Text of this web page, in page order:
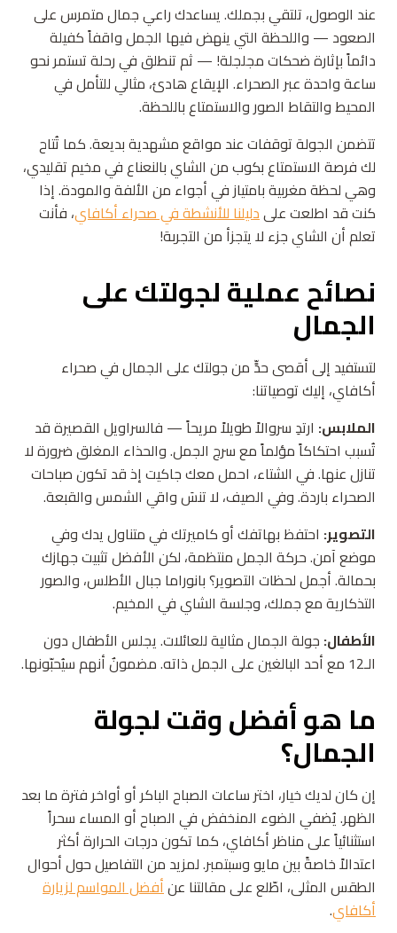
عند الوصول، تلتقي بجملك. يساعدك راعي جمال متمرس على
الصعود — واللحظة التي ينهض فيها الجمل واقفاً كفيلة
دائماً بإثارة ضحكات مجلجلة! — ثم تنطلق في رحلة تستمر نحو
ساعة واحدة عبر الصحراء. الإيقاع هادئ، مثالي للتأمل في
المحيط والتقاط الصور والاستمتاع باللحظة.
تتضمن الجولة توقفات عند مواقع مشهدية بديعة. كما تُتاح
لك فرصة الاستمتاع بكوب من الشاي بالنعناع في مخيم تقليدي،
وهي لحظة مغربية بامتياز في أجواء من الألفة والمودة. إذا
كنت قد اطلعت علىدليلنا للأنشطة في صحراء أكافاي، فأنت
تعلم أن الشاي جزء لا يتجزأ من التجربة!
نصائح عملية لجولتك على
الجمال
لتستفيد إلى أقصى حدٍّ من جولتك على الجمال في صحراء
أكافاي، إليك توصياتنا:
الملابس: ارتدِ سروالاً طويلاً مريحاً — فالسراويل القصيرة قد
تُسبب احتكاكاً مؤلماً مع سرج الجمل. والحذاء المغلق ضرورة لا
تنازل عنها. في الشتاء، احمل معك جاكيت إذ قد تكون صباحات
الصحراء باردة. وفي الصيف، لا تنسَ واقي الشمس والقبعة.
التصوير: احتفظ بهاتفك أو كاميرتك في متناول يدك وفي
موضع آمن. حركة الجمل منتظمة، لكن الأفضل تثبيت جهازك
بحمالة. أجمل لحظات التصوير؟ بانوراما جبال الأطلس، والصور
التذكارية مع جملك، وجلسة الشاي في المخيم.
الأطفال: جولة الجمال مثالية للعائلات. يجلس الأطفال دون
الـ12 مع أحد البالغين على الجمل ذاته. مضمونٌ أنهم سيُحبّونها.
ما هو أفضل وقت لجولة
الجمال؟
إن كان لديك خيار، اختر ساعات الصباح الباكر أو أواخر فترة ما بعد
الظهر. يُضفي الضوء المنخفض في الصباح أو المساء سحراً
استثنائياً على مناظر أكافاي، كما تكون درجات الحرارة أكثر
اعتدالاً خاصةً بين مايو وسبتمبر. لمزيد من التفاصيل حول أحوال
الطقس المثلى، اطّلع على مقالتنا عنأفضل المواسم لزيارة
أكافاي.